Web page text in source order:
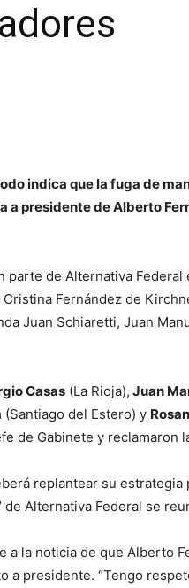
indica que la fuga de
a presidente de Alberto
parte de Alternativa
Fernández de
Juan Schiaretti, Juan
Casas (La Rioja), Juan
(Santiago del Estero) y
de Gabinete y reclamaron
replantear su
de Alternativa Federal se
a la noticia de que Alberto
a presidente. “Tengo